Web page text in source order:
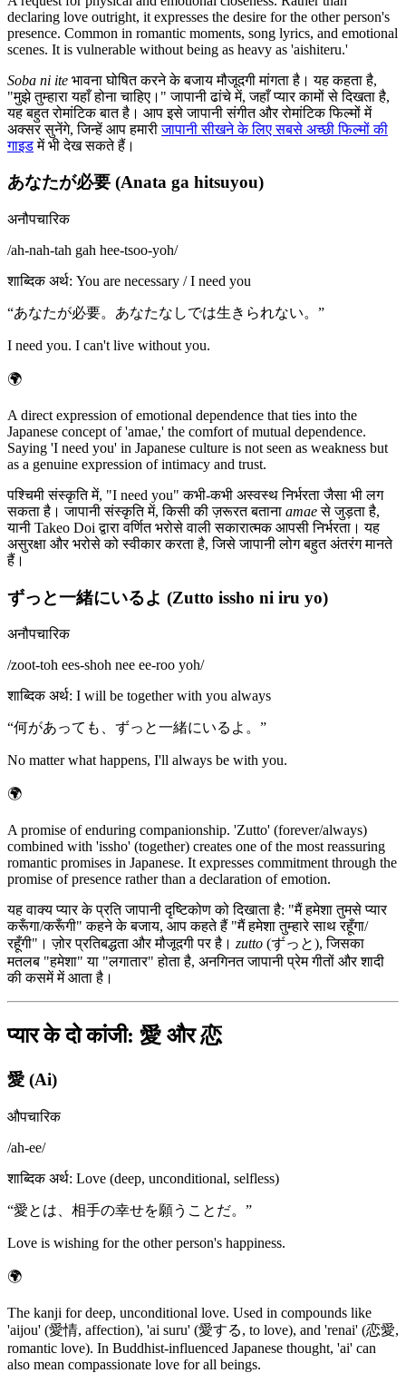
declaring love outright, it expresses the desire for the other person's
presence. Common in romantic moments, song lyrics, and emotional
scenes. It is vulnerable without being as heavy as 'aishiteru.'
Soba ni ite भावना घोषित करने के बजाय मौजूदगी मांगता है। यह कहता है,
"मुझे तुम्हारा यहाँ होना चाहिए।" जापानी ढांचे में, जहाँ प्यार कामों से दिखता है,
यह बहुत रोमांटिक बात है। आप इसे जापानी संगीत और रोमांटिक फिल्मों में
अक्सर सुनेंगे, जिन्हें आप हमारीजापानी सीखने के लिए सबसे अच्छी फिल्मों की
गाइडमें भी देख सकते हैं।
あなたが必要 (Anata ga hitsuyou)
अनौपचारिक
/ah-nah-tah gah hee-tsoo-yoh/
शाब्दिक अर्थ: You are necessary / I need you
“あなたが必要。あなたなしでは生きられない。 ”
I need you. I can't live without you.
🌍
A direct expression of emotional dependence that ties into the
Japanese concept of 'amae,' the comfort of mutual dependence.
Saying 'I need you' in Japanese culture is not seen as weakness but
as a genuine expression of intimacy and trust.
पश्चिमी संस्कृति में, "I need you" कभी-कभी अस्वस्थ निर्भरता जैसा भी लग
सकता है। जापानी संस्कृति में, किसी की ज़रूरत बताना amaeसे जुड़ता है,
यानी Takeo Doi द्वारा वर्णित भरोसे वाली सकारात्मक आपसी निर्भरता। यह
असुरक्षा और भरोसे को स्वीकार करता है, जिसे जापानी लोग बहुत अंतरंग मानते
हैं।
ずっと一緒にいるよ (Zutto issho ni iru yo)
अनौपचारिक
/zoot-toh ees-shoh nee ee-roo yoh/
शाब्दिक अर्थ: I will be together with you always
“何があっても、ずっと一緒にいるよ。 ”
No matter what happens, I'll always be with you.
🌍
A promise of enduring companionship. 'Zutto' (forever/always)
combined with 'issho' (together) creates one of the most reassuring
romantic promises in Japanese. It expresses commitment through the
promise of presence rather than a declaration of emotion.
यह वाक्य प्यार के प्रति जापानी दृष्टिकोण को दिखाता है: "मैं हमेशा तुमसे प्यार
करूँगा/करूँगी" कहने के बजाय, आप कहते हैं "मैं हमेशा तुम्हारे साथ रहूँगा/
रहूँगी"। ज़ोर प्रतिबद्धता और मौजूदगी पर है। zutto (ずっと), जिसका
मतलब "हमेशा" या "लगातार" होता है, अनगिनत जापानी प्रेम गीतों और शादी
की कसमें में आता है।
प्यार के दो कांजी: 愛 और 恋
愛 (Ai)
औपचारिक
/ah-ee/
शाब्दिक अर्थ: Love (deep, unconditional, selfless)
“愛とは、相手の幸せを願うことだ。 ”
Love is wishing for the other person's happiness.
🌍
The kanji for deep, unconditional love. Used in compounds like
'aijou' (愛情, affection), 'ai suru' (愛する, to love), and 'renai' (恋愛,
romantic love). In Buddhist-influenced Japanese thought, 'ai' can
also mean compassionate love for all beings.